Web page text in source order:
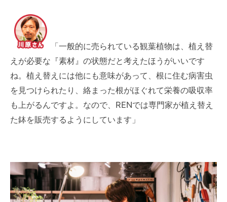
「一般的に売られている観葉植物は、植え替
えが必要な『素材』の状態だと考えたほうがいいです
ね。植え替えには他にも意味があって、根に住む病害虫
を見つけられたり、絡まった根がほぐれて栄養の吸収率
も上がるんですよ。なので、RENでは専門家が植え替え
た鉢を販売するようにしています」